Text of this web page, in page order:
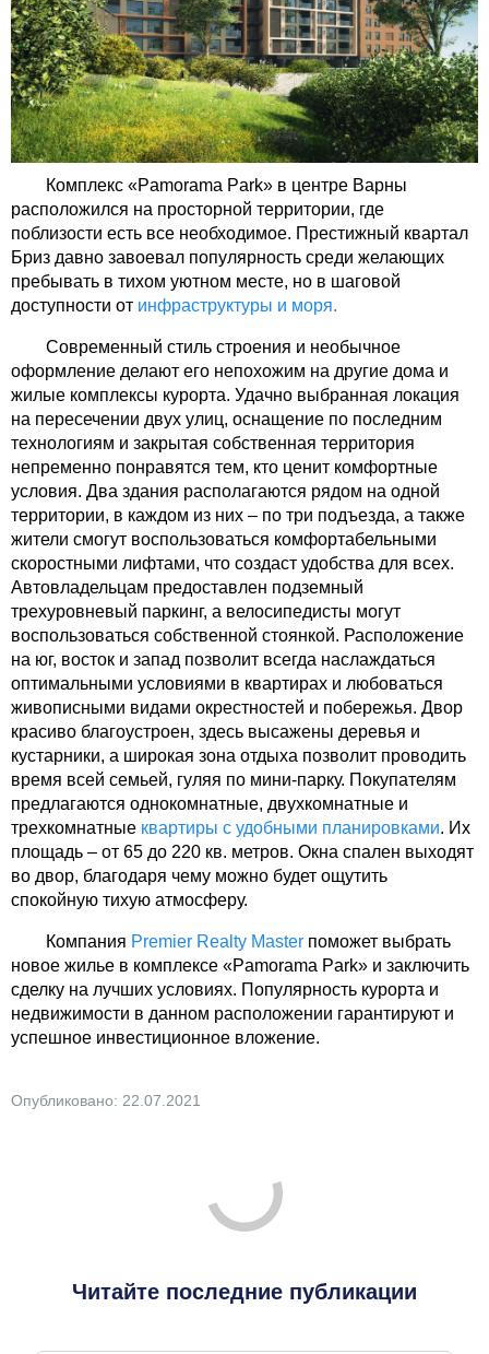
Комплекс «Pamorama Park» в центре Варны
расположился на просторной территории, где
поблизости есть все необходимое. Престижный квартал
Бриз давно завоевал популярность среди желающих
пребывать в тихом уютном месте, но в шаговой
доступности от инфраструктуры и моря.
Современный стиль строения и необычное
оформление делают его непохожим на другие дома и
жилые комплексы курорта. Удачно выбранная локация
на пересечении двух улиц, оснащение по последним
технологиям и закрытая собственная территория
непременно понравятся тем, кто ценит комфортные
условия. Два здания располагаются рядом на одной
территории, в каждом из них – по три подъезда, а также
жители смогут воспользоваться комфортабельными
скоростными лифтами, что создаст удобства для всех.
Автовладельцам предоставлен подземный
трехуровневый паркинг, а велосипедисты могут
воспользоваться собственной стоянкой. Расположение
на юг, восток и запад позволит всегда наслаждаться
оптимальными условиями в квартирах и любоваться
живописными видами окрестностей и побережья. Двор
красиво благоустроен, здесь высажены деревья и
кустарники, а широкая зона отдыха позволит проводить
время всей семьей, гуляя по мини-парку. Покупателям
предлагаются однокомнатные, двухкомнатные и
трехкомнатные квартиры с удобными планировками. Их
площадь – от 65 до 220 кв. метров. Окна спален выходят
во двор, благодаря чему можно будет ощутить
спокойную тихую атмосферу.
Компания Premier Realty Master поможет выбрать
новое жилье в комплексе «Pamorama Park» и заключить
сделку на лучших условиях. Популярность курорта и
недвижимости в данном расположении гарантируют и
успешное инвестиционное вложение.
Опубликовано: 22.07.2021
Читайте последние публикации